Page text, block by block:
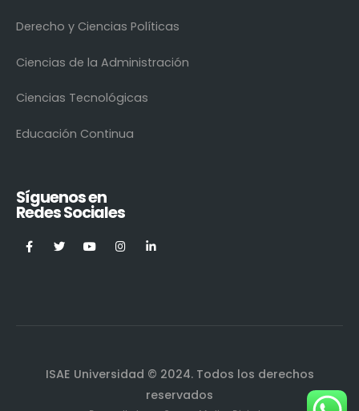
Derecho y Ciencias Políticas
Ciencias de la Administración
Ciencias Tecnológicas
Educación Continua
Síguenos en
Redes Sociales
ISAE Universidad © 2024. Todos los derechos
reservados